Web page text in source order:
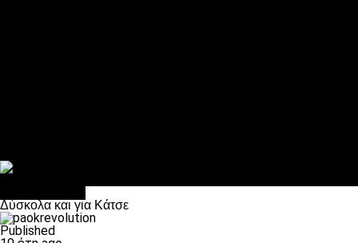
Δύσκολα και για Κάτσε
Published